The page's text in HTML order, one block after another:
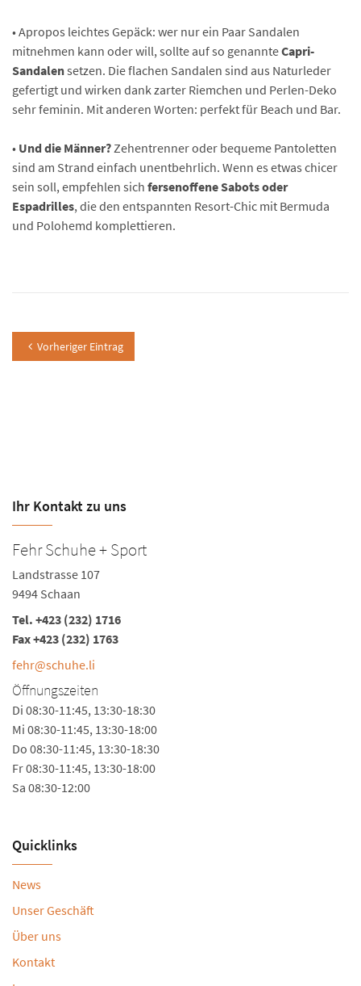
• Apropos leichtes Gepäck: wer nur ein Paar Sandalen
mitnehmen kann oder will, sollte auf so genannteCapri-
Sandalensetzen. Die flachen Sandalen sind aus Naturleder
gefertigt und wirken dank zarter Riemchen und Perlen-Deko
sehr feminin. Mit anderen Worten: perfekt für Beach und Bar.
• Und die Männer? Zehentrenner oder bequeme Pantoletten
sind am Strand einfach unentbehrlich. Wenn es etwas chicer
sein soll, empfehlen sich fersenoffene Sabots oder
Espadrilles, die den entspannten Resort-Chic mit Bermuda
und Polohemd komplettieren.
Vorheriger Eintrag
Ihr Kontakt zu uns
Fehr Schuhe + Sport
Landstrasse 107
9494 Schaan
Tel. +423 (232) 1716
Fax +423 (232) 1763
fehr@schuhe.li
Öffnungszeiten
Di 08:30-11:45, 13:30-18:30
Mi 08:30-11:45, 13:30-18:00
Do 08:30-11:45, 13:30-18:30
Fr 08:30-11:45, 13:30-18:00
Sa 08:30-12:00
Quicklinks
News
Unser Geschäft
Über uns
Kontakt